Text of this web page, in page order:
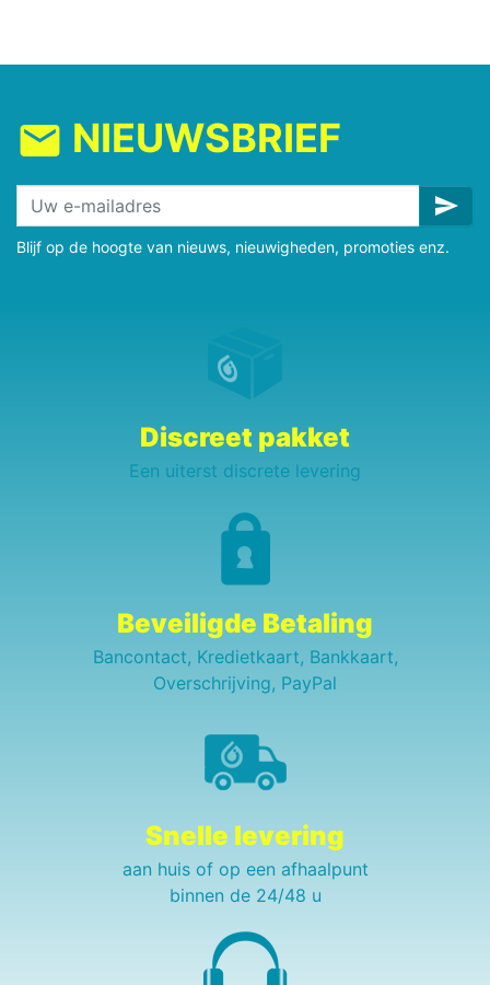
mail NIEUWSBRIEF
send
Blijf op de hoogte van nieuws, nieuwigheden, promoties enz.
Discreet pakket
Een uiterst discrete levering
Beveiligde Betaling
Bancontact, Kredietkaart, Bankkaart,
Overschrijving, PayPal
Snelle levering
aan huis of op een afhaalpunt
binnen de 24/48 u